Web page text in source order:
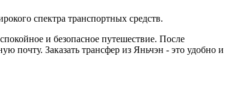
спектра транспортных средств.
и безопасное путешествие. После
почту. Заказать трансфер из Яньчэн - это удобно и